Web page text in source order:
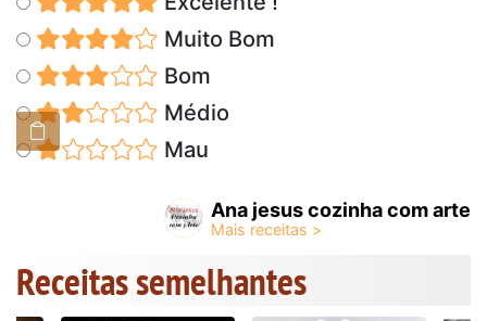
Muito Bom
Bom
Médio
Mau
Ana jesus cozinha com arte
Receitas semelhantes